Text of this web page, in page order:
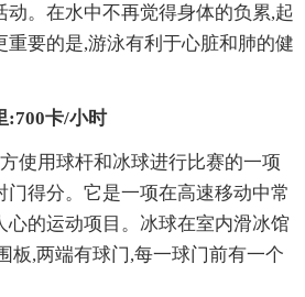
动。在水中不再觉得身体的负累,起
重要的是,游泳有利于心脏和肺的健
:700卡/小时
使用球杆和冰球进行比赛的一项
门得分。它是一项在高速移动中常
心的运动项目。冰球在室内滑冰馆
板,两端有球门,每一球门前有一个